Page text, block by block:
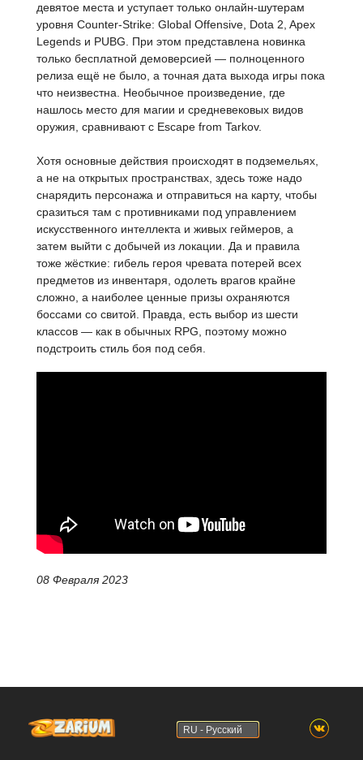
девятое места и уступает только онлайн-шутерам
уровня Counter-Strike: Global Offensive, Dota 2, Apex
Legends и PUBG. При этом представлена новинка
только бесплатной демоверсией — полноценного
релиза ещё не было, а точная дата выхода игры пока
что неизвестна. Необычное произведение, где
нашлось место для магии и средневековых видов
оружия, сравнивают с Escape from Tarkov.
Хотя основные действия происходят в подземельях,
а не на открытых пространствах, здесь тоже надо
снарядить персонажа и отправиться на карту, чтобы
сразиться там с противниками под управлением
искусственного интеллекта и живых геймеров, а
затем выйти с добычей из локации. Да и правила
тоже жёсткие: гибель героя чревата потерей всех
предметов из инвентаря, одолеть врагов крайне
сложно, а наиболее ценные призы охраняются
боссами со свитой. Правда, есть выбор из шести
классов — как в обычных RPG, поэтому можно
подстроить стиль боя под себя.
08 Февраля 2023
RU - Русский